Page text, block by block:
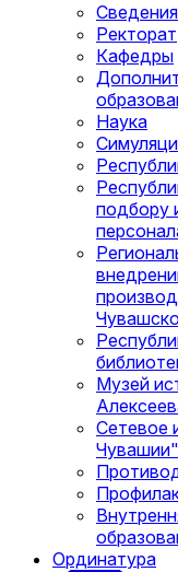
Ректорат
Кафедры
Наука
подбору
Музей
Сетевое
Чувашии"
Ординатура